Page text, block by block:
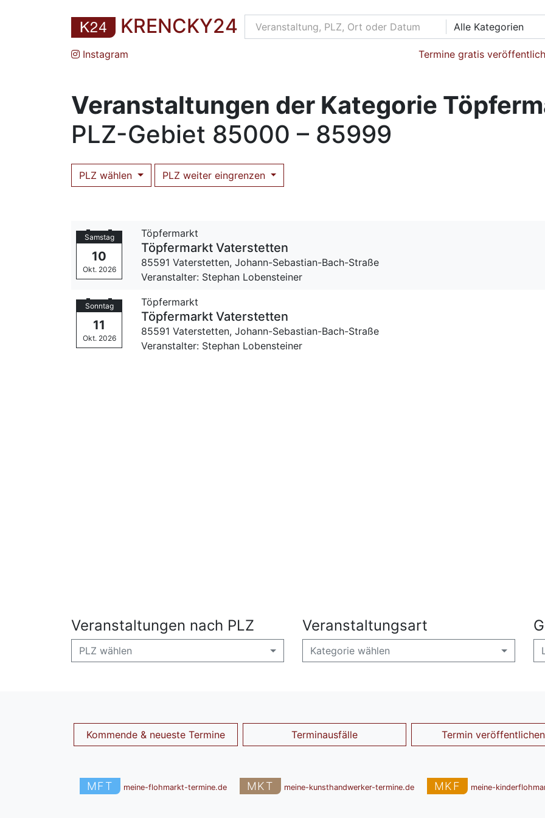
KRENCKY24 Alle Kategorien
Instagram Termine gratis
Veranstaltungen der Kategorie
PLZ-Gebiet 85000 – 85999
PLZ wählen PLZ weiter eingrenzen
Samstag
10
Okt. 2026
Töpfermarkt
Töpfermarkt Vaterstetten
85591 Vaterstetten,Johann-Sebastian-Bach-Straße
Veranstalter: Stephan Lobensteiner
Sonntag
11
Okt. 2026
Töpfermarkt
Töpfermarkt Vaterstetten
85591 Vaterstetten,Johann-Sebastian-Bach-Straße
Veranstalter: Stephan Lobensteiner
Veranstaltungen nach PLZ
PLZ wählen
Veranstaltungsart
Kategorie wählen
Kommende & neueste Termine Terminausfälle Termin veröffentlichen
MFT meine-flohmarkt-termine.de MKT meine-kunsthandwerker-termine.de MKF meine-